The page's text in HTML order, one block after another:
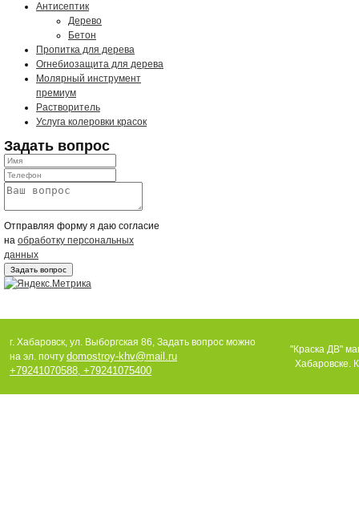
Антисептик
Дерево
Бетон
Пропитка для дерева
Огнебиозащита для дерева
Молярный инструмент
премиум
Растворитель
Услуга колеровки красок
Задать вопрос
Отправляя форму я даю согласие
на обработку персональных
данных
г. Хабаровск, ул. Выборгская 86, Задать вопрос можно
на эл. почту domostroy-khv@mail.ru
+79241070588, +79241075400
"Краска ДВ"
Хабаровске.